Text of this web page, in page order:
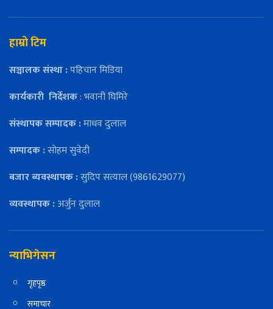
हाम्रो टिम
सञ्चालक संस्था :पहिचान मिडिया
कार्यकारी निर्देशक: भवानी घिमिरे
संस्थापक सम्पादक :माधव दुलाल
सम्पादक :सोहम सुवेदी
बजार ब्यवस्थापक :सुदिप सत्याल (9861629077)
व्यवस्थापक :अर्जुन दुलाल
न्याभिगेसन
गृहपृष्ठ
समाचार